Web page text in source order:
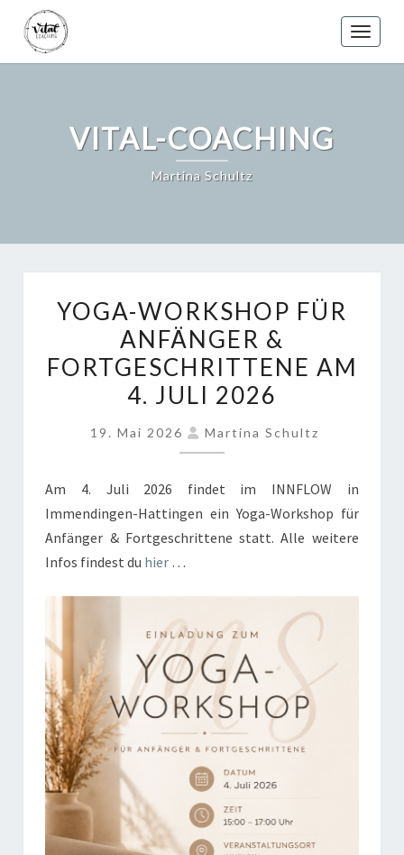
content
VITAL-COACHING
Martina Schultz
WORKSHOP
FÜR
ANFÄNGER
&
AM
JULI
2026
YOGA-WORKSHOP FÜR
ANFÄNGER &
FORTGESCHRITTENE AM
4. JULI 2026
19. Mai 2026 Martina Schultz
Am 4. Juli 2026 findet im INNFLOW in
Immendingen-Hattingen ein Yoga-Workshop für
Anfänger & Fortgeschrittene statt. Alle weitere
Infos findest du hier …